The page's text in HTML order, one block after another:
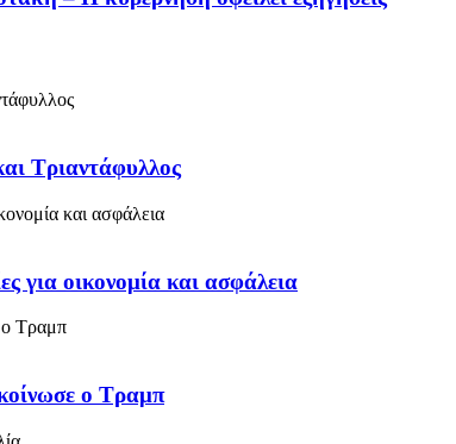
Τριαντάφυλλος
για οικονομία και ασφάλεια
ο Τραμπ